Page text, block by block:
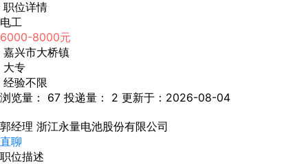
职位详情
电工
6000-8000元
嘉兴市大桥镇
大专
经验不限
浏览量： 67 投递量： 2 更新于：2026-08-04
郭经理 浙江永量电池股份有限公司
直聊
职位描述